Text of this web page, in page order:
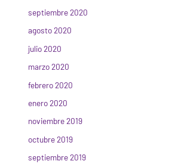
septiembre 2020
agosto 2020
julio 2020
marzo 2020
febrero 2020
enero 2020
noviembre 2019
octubre 2019
septiembre 2019